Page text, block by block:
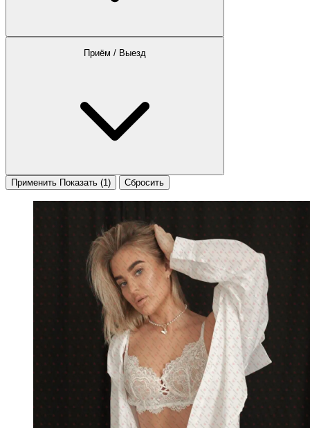
Приём / Выезд
Применить Показать (1) Сбросить